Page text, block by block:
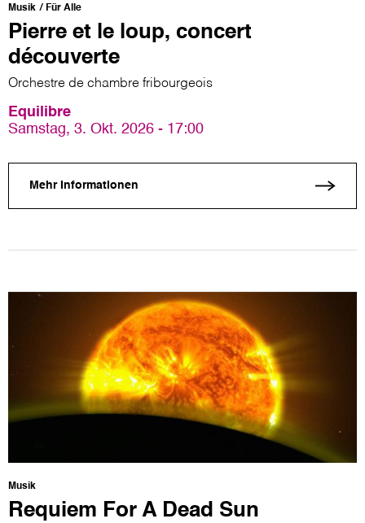
Musik Für Alle
Pierre et le loup, concert
découverte
Orchestre de chambre fribourgeois
Equilibre
Samstag, 3. Okt. 2026 - 17:00
Mehr Informationen
Musik
Requiem For A Dead Sun